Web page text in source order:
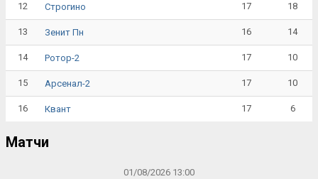
12 Строгино 17 18
13 Зенит Пн 16 14
14 Ротор-2 17 10
15 Арсенал-2 17 10
16 Квант 17 6
Матчи
01/08/2026 13:00